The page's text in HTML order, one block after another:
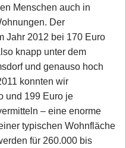
Menschen auch in
Der
Jahr 2012 bei 170 Euro
knapp unter dem
und genauso hoch
konnten wir
und 199 Euro je
– eine enorme
typischen Wohnfläche
für 260.000 bis